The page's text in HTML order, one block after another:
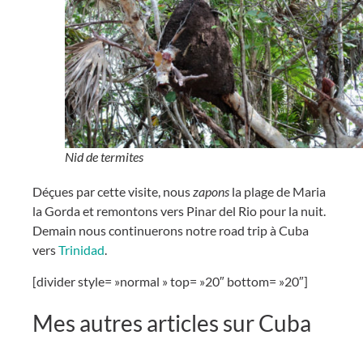
Nid de termites
Déçues par cette visite, nouszapons la plage de Maria
la Gorda et remontons vers Pinar del Rio pour la nuit.
Demain nous continuerons notre road trip à Cuba
versTrinidad.
[divider style= »normal » top= »20″ bottom= »20″]
Mes autres articles sur Cuba